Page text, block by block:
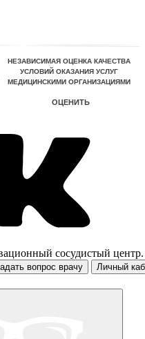
сосудистый центр.
вопрос врачу
Личный